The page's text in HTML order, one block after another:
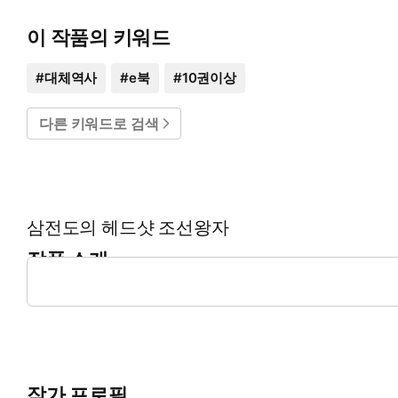
이 작품의 키워드
#대체역사 #e북 #10권이상
다른 키워드로 검색
삼전도의 헤드샷 조선왕자
작품 소개